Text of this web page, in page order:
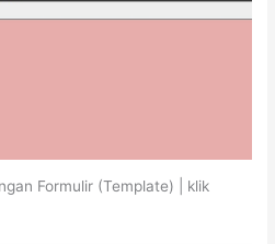
Formulir (Template) | klik